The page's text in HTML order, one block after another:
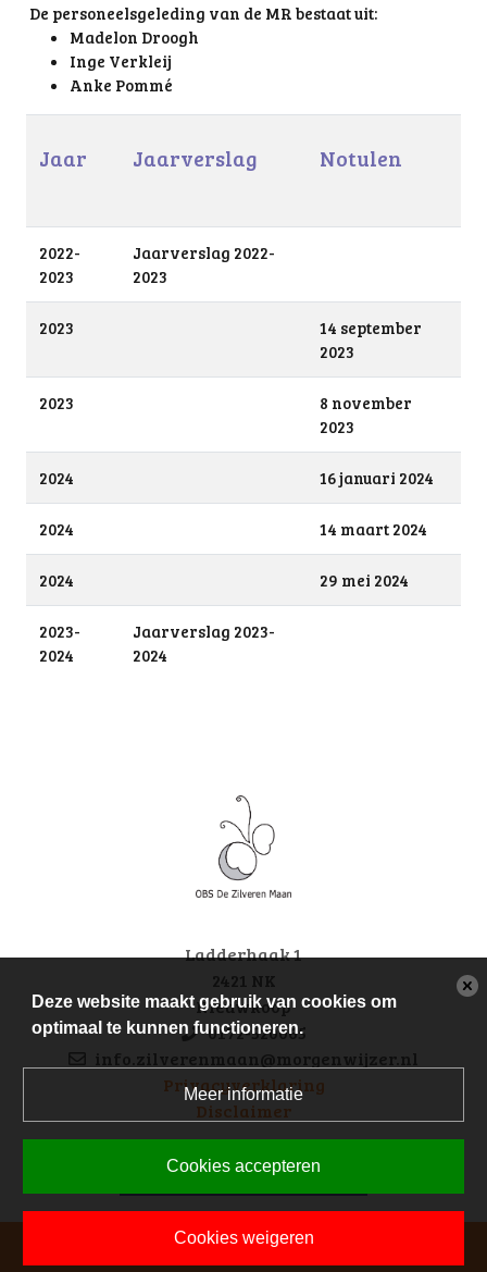
De personeelsgeleding van de MR bestaat uit:
Madelon Droogh
Inge Verkleij
Anke Pommé
Jaar Jaarverslag Notulen
2022-
2023
Jaarverslag 2022-
2023
2023
14 september
2023
2023
8 november
2023
2024 16 januari 2024
2024 14 maart 2024
2024 29 mei 2024
2023-
2024
Jaarverslag 2023-
2024
Ladderhaak 1
2421 NK
Nieuwkoop
0172-520065
info.zilverenmaan@morgenwijzer.nl
Privacyverklaring
Disclaimer
volg ons op facebook
Powered by BasisOnline
Deze website maakt gebruik van cookies om
optimaal te kunnen functioneren.
Meer informatie
Cookies accepteren
Cookies weigeren